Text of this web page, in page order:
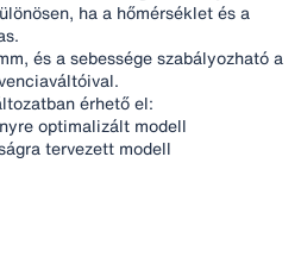
ha a hőmérséklet és a
és a sebessége szabályozható a
érhető el:
optimalizált modell
tervezett modell